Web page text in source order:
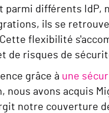
parmi différents IdP,
ils se
flexibilité
de risques de
grâce à une
nous avons acquis
notre couverture